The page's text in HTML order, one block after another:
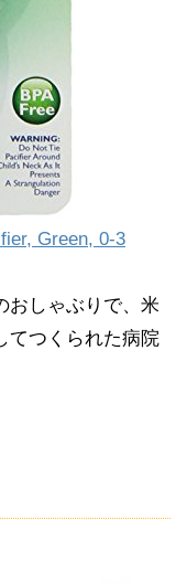
Green, 0-3
おしゃぶりで、米
てつくられた病院